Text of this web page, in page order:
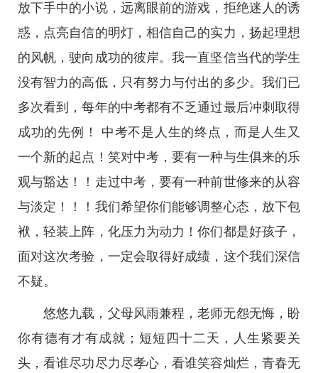
放下手中的小说，远离眼前的游戏，拒绝迷人的诱
惑，点亮自信的明灯，相信自己的实力，扬起理想
的风帆，驶向成功的彼岸。我一直坚信当代的学生
没有智力的高低，只有努力与付出的多少。我们已
多次看到，每年的中考都有不乏通过最后冲刺取得
成功的先例！ 中考不是人生的终点，而是人生又
一个新的起点！笑对中考，要有一种与生俱来的乐
观与豁达！！走过中考，要有一种前世修来的从容
与淡定！！！我们希望你们能够调整心态，放下包
袱，轻装上阵，化压力为动力！你们都是好孩子，
面对这次考验，一定会取得好成绩，这个我们深信
不疑。
悠悠九载，父母风雨兼程，老师无怨无悔，盼
你有德有才有成就；短短四十二天，人生紧要关
头，看谁尽功尽力尽孝心，看谁笑容灿烂，青春无